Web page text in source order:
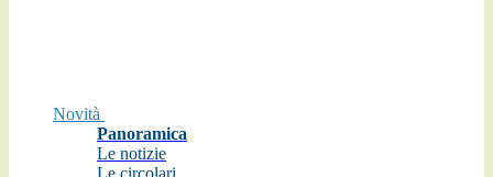
Novità
Panoramica
Le notizie